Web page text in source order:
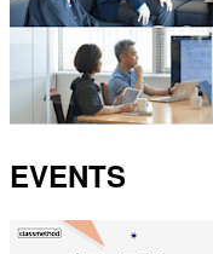
EVENTS